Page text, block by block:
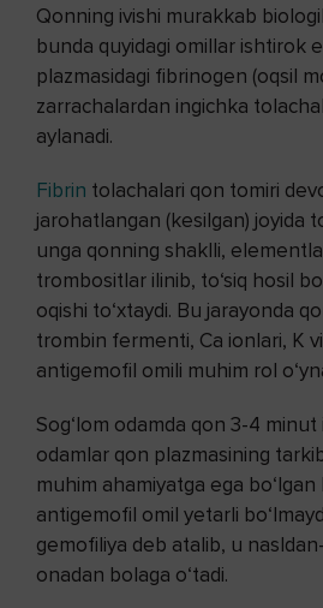
Qonning ivishi murakkab
bunda quyidagi omillar ishtirok
plazmasidagi fibrinogen (oqsil
zarrachalardan ingichka
aylanadi.
Fibrin tolachalari qon tomiri
jarohatlangan (kesilgan) joyida
unga qonning shaklli,
trombositlar ilinib, to‘siq hosil
oqishi to‘xtaydi. Bu jarayonda
trombin fermenti, Ca ionlari, K
antigemofil omili muhim rol
Sog‘lom odamda qon 3-4 minut
odamlar qon plazmasining
muhim ahamiyatga ega
antigemofil omil yetarli
gemofiliya deb atalib, u
onadan bolaga o‘tadi.